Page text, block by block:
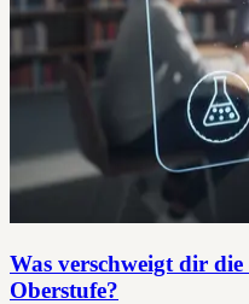
Was verschweigt dir
Oberstufe?